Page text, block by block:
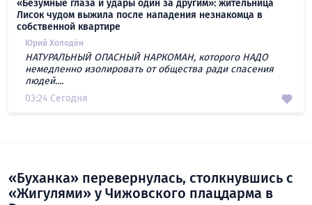
«Безумные глаза и удары один за другим»: жительница
Лисок чудом выжила после нападения незнакомца в
собственной квартире
Юрий Холодён
НАТУРАЛЬНЫЙ ОПАСНЫЙ НАРКОМАН, которого НАДО
немедленно изолировать от общества ради спасения
людей....
03:24 Сегодня
«Буханка» перевернулась, столкнувшись с
«Жигулями» у Чижовского плацдарма в